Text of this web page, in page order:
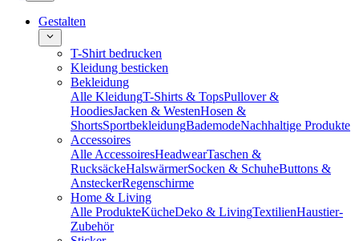
Gestalten
T-Shirt bedrucken
Kleidung besticken
Bekleidung
Alle KleidungT-Shirts & TopsPullover &
HoodiesJacken & WestenHosen &
ShortsSportbekleidungBademodeNachhaltige Produkte
Accessoires
Alle AccessoiresHeadwearTaschen &
RucksäckeHalswärmerSocken & SchuheButtons &
AnsteckerRegenschirme
Home & Living
Alle ProdukteKücheDeko & LivingTextilienHaustier-
Zubehör